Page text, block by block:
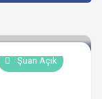
Şuan Açık